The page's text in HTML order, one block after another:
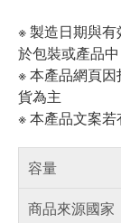
※ 製造日期與
於包裝或產品中
※ 本產品網頁
貨為主
※ 本產品文案
容量
商品來源國家